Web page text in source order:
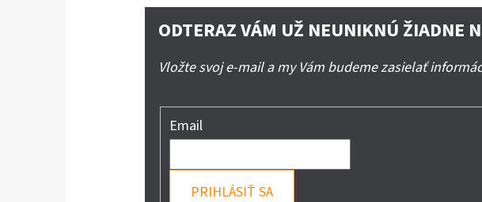
ODTERAZ VÁM UŽ NEUNIKNÚ ŽIADNE
Vložte svoj e-mail a my Vám budeme zasielať
Email
PRIHLÁSIŤ SA